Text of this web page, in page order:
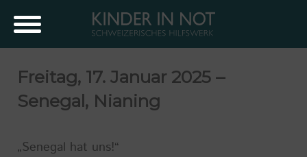
Freitag, 17. Januar 2025 –
Senegal, Nianing
„Senegal hat uns!“